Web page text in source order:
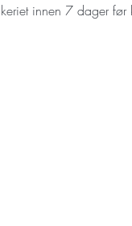
innen 7 dager før